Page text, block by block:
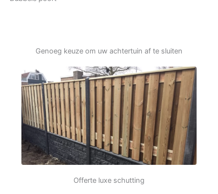
Genoeg keuze om uw achtertuin af te sluiten
Offerte luxe schutting